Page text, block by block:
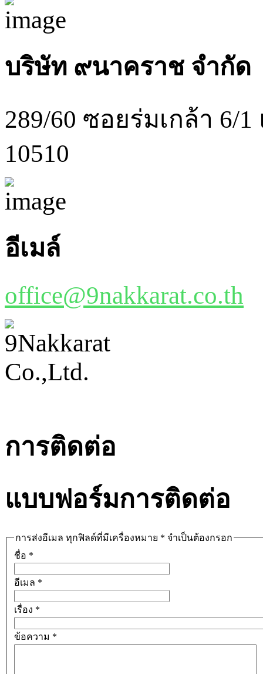
บริษัท ๙นาคราช จำกัด
289/60 ซอยร่มเกล้า 6/
10510
อีเมล์
office@9nakkarat.co.th
การติดต่อ
แบบฟอร์มการติดต่อ
การส่งอีเมล ทุกฟิลด์ที่มีเครื่องหมาย * จำเป็นต้องกรอก
ชื่อ *
อีเมล *
เรื่อง *
ข้อความ *